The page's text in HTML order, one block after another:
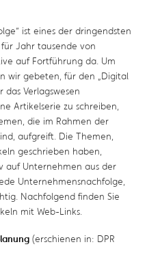
ist eines der dringendsten
Jahr tausende von
auf Fortführung da. Um
wir gebeten, für den „Digital
das Verlagswesen
Artikelserie zu schreiben,
die im Rahmen der
aufgreift. Die Themen,
geschrieben haben,
auf Unternehmen aus der
Unternehmensnachfolge,
Nachfolgend finden Sie
mit Web-Links.
(erschienen in: DPR